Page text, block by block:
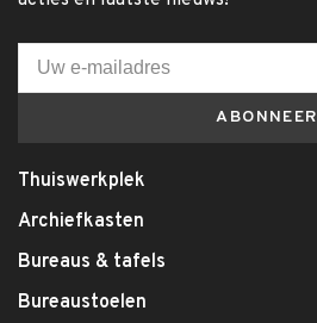
ABONNEER
Thuiswerkplek
Archiefkasten
Bureaus & tafels
Bureaustoelen